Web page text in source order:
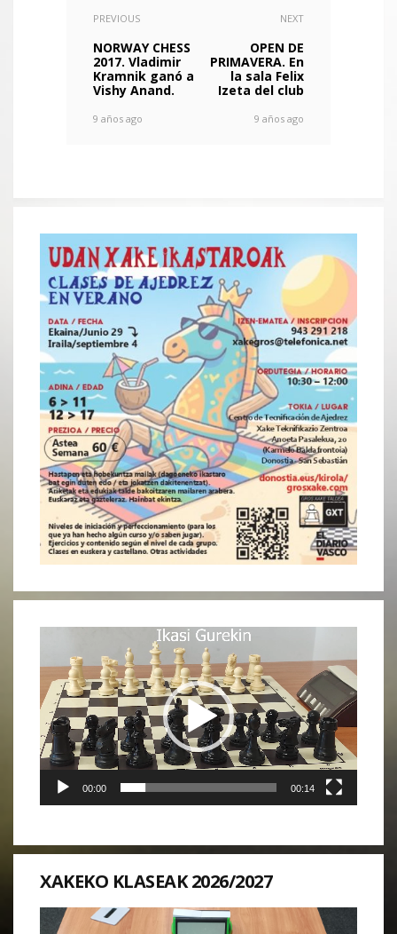
PREVIOUS
NORWAY CHESS
2017. Vladimir
Kramnik ganó a
Vishy Anand.
9 años ago
NEXT
OPEN DE
PRIMAVERA. En
la sala Felix
Izeta del club
9 años ago
de
vídeo
00:00 00:14
XAKEKO KLASEAK 2026/2027